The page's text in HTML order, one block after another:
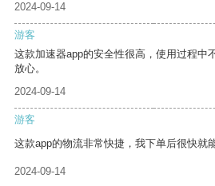
2024-09-14
游客
这款加速器app的安全性很高，使用过程中
放心。
2024-09-14
游客
这款app的物流非常快捷，我下单后很快就
2024-09-14